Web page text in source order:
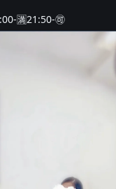
🈵21:50-🉑